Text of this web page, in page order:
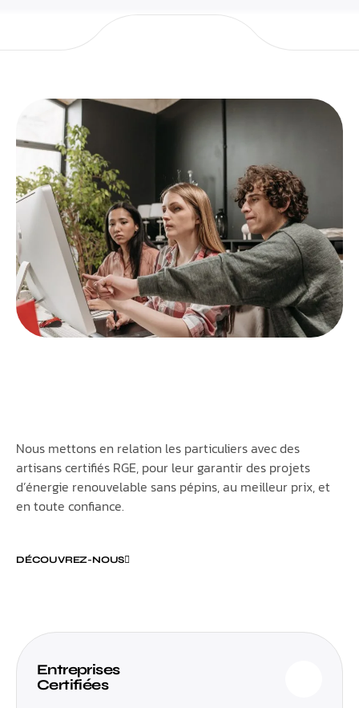
Nous mettons en relation les particuliers avec des
artisans certifiés RGE, pour leur garantir des projets
d’énergie renouvelable sans pépins, au meilleur prix, et
en toute confiance.
DÉCOUVREZ-NOUS
Entreprises
Certifiées